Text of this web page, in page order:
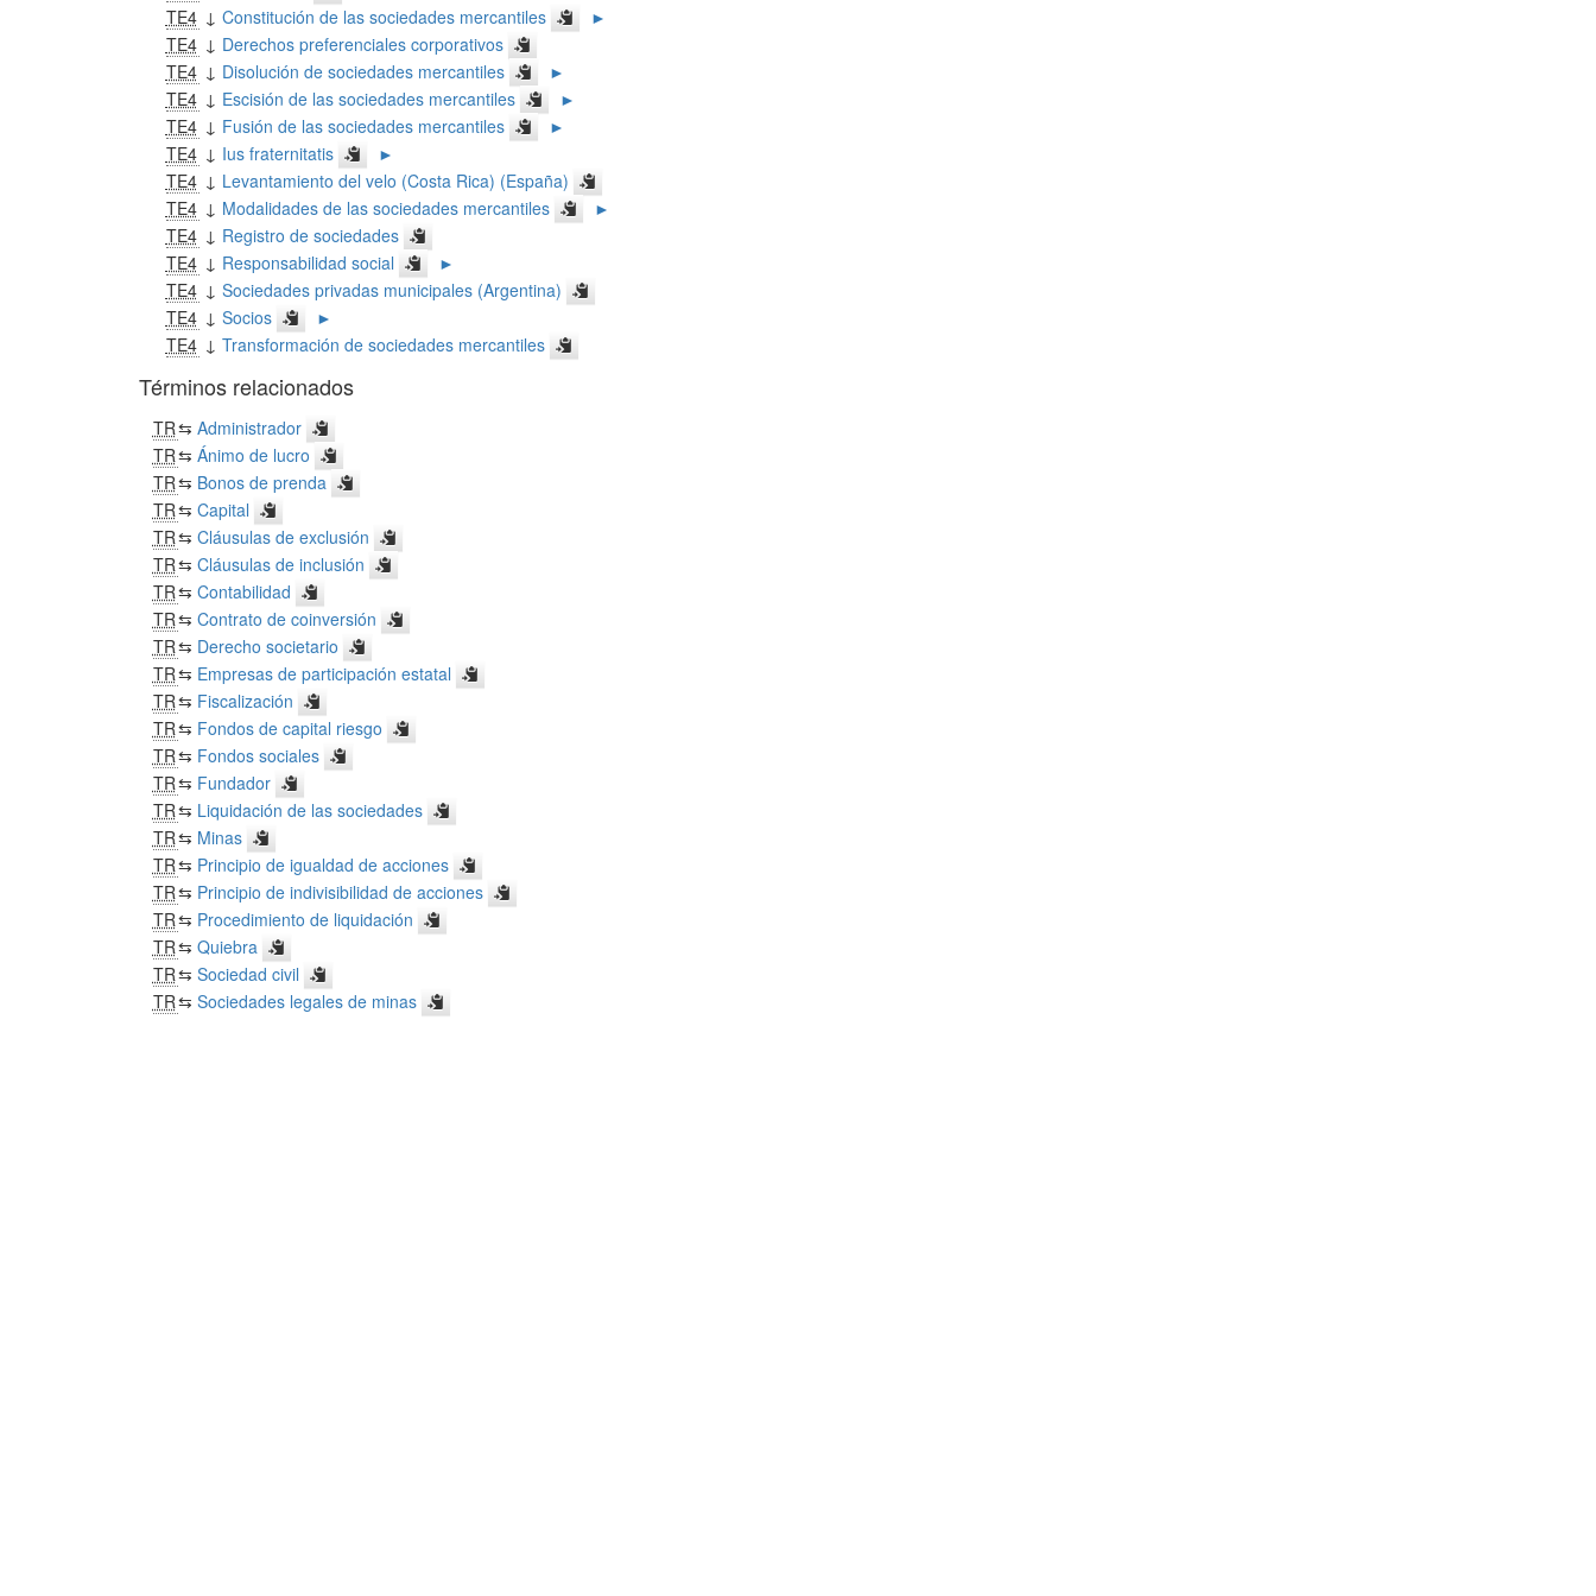
TE4 ↓ Constitución de las sociedades mercantiles
►
TE4 ↓ Derechos preferenciales corporativos
TE4 ↓ Disolución de sociedades mercantiles
►
TE4 ↓ Escisión de las sociedades mercantiles
►
TE4 ↓ Fusión de las sociedades mercantiles
►
TE4 ↓ Ius fraternitatis
►
TE4 ↓ Levantamiento del velo (Costa Rica) (España)
TE4 ↓ Modalidades de las sociedades mercantiles
►
TE4 ↓ Registro de sociedades
TE4 ↓ Responsabilidad social
►
TE4 ↓ Sociedades privadas municipales (Argentina)
TE4 ↓ Socios
►
TE4 ↓ Transformación de sociedades mercantiles
Términos relacionados
TR⇆ Administrador
TR⇆ Ánimo de lucro
TR⇆ Bonos de prenda
TR⇆ Capital
TR⇆ Cláusulas de exclusión
TR⇆ Cláusulas de inclusión
TR⇆ Contabilidad
TR⇆ Contrato de coinversión
TR⇆ Derecho societario
TR⇆ Empresas de participación estatal
TR⇆ Fiscalización
TR⇆ Fondos de capital riesgo
TR⇆ Fondos sociales
TR⇆ Fundador
TR⇆ Liquidación de las sociedades
TR⇆ Minas
TR⇆ Principio de igualdad de acciones
TR⇆ Principio de indivisibilidad de acciones
TR⇆ Procedimiento de liquidación
TR⇆ Quiebra
TR⇆ Sociedad civil
TR⇆ Sociedades legales de minas